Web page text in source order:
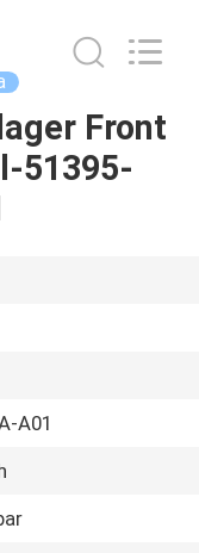
Front
51395-
A01